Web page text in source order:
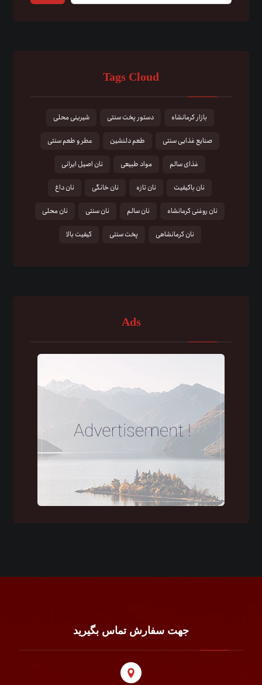
Tags Cloud
بازار کرمانشاه دستور پخت سنتی شیرینی محلی
صنایع غذایی سنتی طعم دلنشین عطر و طعم سنتی
غذای سالم مواد طبیعی نان اصیل ایرانی
نان باکیفیت نان تازه نان خانگی نان داغ
نان روغنی کرمانشاه نان سالم نان سنتی نان محلی
نان کرمانشاهی پخت سنتی کیفیت بالا
Ads
جهت سفارش تماس بگیرید